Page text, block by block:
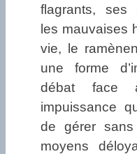
flagrants, ses
les mauvaises
vie, le
une forme
débat face
impuissance
de gérer
moyens